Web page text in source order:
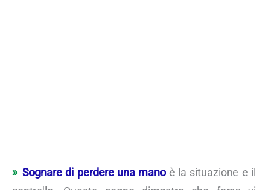
Sognare di perdere una manoè la situazione e il